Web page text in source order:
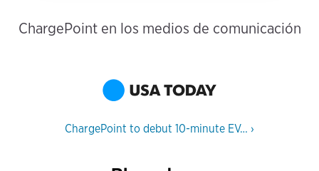
ChargePoint en los medios de comunicación
ChargePoint to debut 10-minute EV… ›